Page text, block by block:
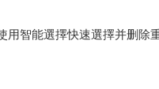
智能選擇快速選擇并删除